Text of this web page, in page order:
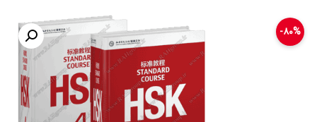
۸۰%-